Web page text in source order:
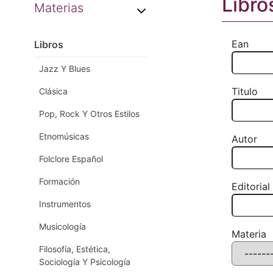
Materias
Libros
Jazz Y Blues
Clásica
Pop, Rock Y Otros Estilos
Etnomúsicas
Folclore Español
Formación
Instrumentos
Musicología
Filosofía, Estética,
Sociología Y Psicología
Ean
Titulo
Autor
Editorial
Materia